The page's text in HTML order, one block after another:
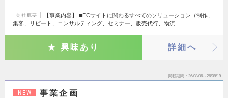
会社概要
【事業内容】 ■ECサイトに関わるすべてのソリューション（制作、
集客、リピート、コンサルティング、セミナー、販売代行、物流…
興味あり 詳細へ
掲載期間 26/08/06～26/08/19
NEW 事業企画